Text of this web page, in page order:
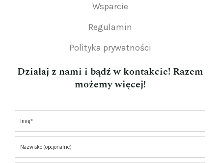
Wsparcie
Regulamin
Polityka prywatności
Działaj z nami i bądź w kontakcie! Razem
możemy więcej!